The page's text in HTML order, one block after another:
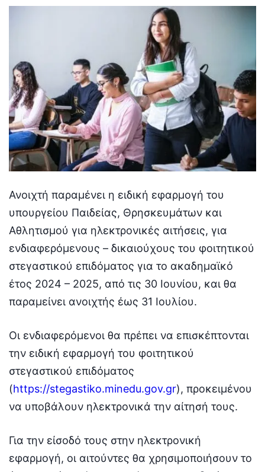
Ανοιχτή παραμένει η ειδική εφαρμογή του
υπουργείου Παιδείας, Θρησκευμάτων και
Αθλητισμού για ηλεκτρονικές αιτήσεις, για
ενδιαφερόμενους – δικαιούχους του φοιτητικού
στεγαστικού επιδόματος για το ακαδημαϊκό
έτος 2024 – 2025, από τις 30 Ιουνίου, και θα
παραμείνει ανοιχτής έως 31 Ιουλίου.
Οι ενδιαφερόμενοι θα πρέπει να επισκέπτονται
την ειδική εφαρμογή του φοιτητικού
στεγαστικού επιδόματος
(https://stegastiko.minedu.gov.gr), προκειμένου
να υποβάλουν ηλεκτρονικά την αίτησή τους.
Για την είσοδό τους στην ηλεκτρονική
εφαρμογή, οι αιτούντες θα χρησιμοποιήσουν το